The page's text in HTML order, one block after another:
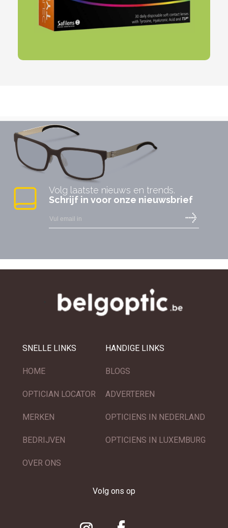
Volg laatste nieuws en trends.
Schrijf in voor onze nieuwsbrief
SNELLE LINKS
HOME
OPTICIAN LOCATOR
MERKEN
BEDRIJVEN
OVER ONS
HANDIGE LINKS
BLOGS
ADVERTEREN
OPTICIENS IN NEDERLAND
OPTICIENS IN LUXEMBURG
Volg ons op